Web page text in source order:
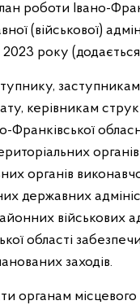
роботи Івано-
(військової)
року
заступникам
керівникам
Франківської
органів
державних
військових
області
заходів.
органам місцевого